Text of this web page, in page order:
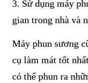
3. Sử dụng máy
gian trong nhà và
Máy phun sương
cụ làm mát tốt
có thể phun ra